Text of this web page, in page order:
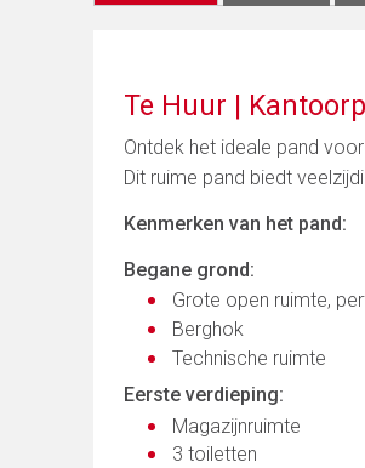
Te Huur |
Ontdek het ideale pand
Dit ruime pand biedt
Kenmerken van het pand:
Begane grond:
Grote open ruimte,
Berghok
Technische ruimte
Eerste verdieping:
Magazijnruimte
3 toiletten